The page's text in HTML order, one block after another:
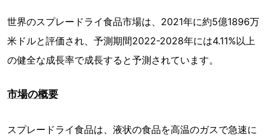
世界のスプレードライ食品市場は、2021年に約5億1896万
米ドルと評価され、予測期間2022-2028年には4.11%以上
の健全な成長率で成長すると予測されています。
市場の概要
スプレードライ食品は、液状の食品を高温のガスで急速に